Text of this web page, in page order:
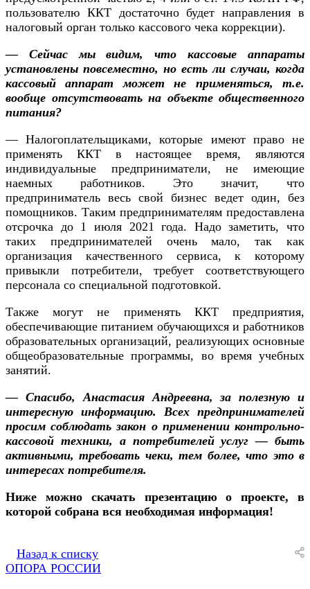
пользователю ККТ достаточно будет направления в
налоговый орган только кассового чека коррекции).
— Сейчас мы видим, что кассовые аппараты
установлены повсеместно, но есть ли случаи, когда
кассовый аппарат может не применяться, т.е.
вообще отсутствовать на объекте общественного
питания?
— Налогоплательщиками, которые имеют право не
применять ККТ в настоящее время, являются
индивидуальные предприниматели, не имеющие
наемных работников. Это значит, что
предприниматель весь свой бизнес ведет один, без
помощников. Таким предпринимателям предоставлена
отсрочка до 1 июля 2021 года. Надо заметить, что
таких предпринимателей очень мало, так как
организация качественного сервиса, к которому
привыкли потребители, требует соответствующего
персонала со специальной подготовкой.
Также могут не применять ККТ предприятия,
обеспечивающие питанием обучающихся и работников
образовательных организаций, реализующих основные
общеобразовательные программы, во время учебных
занятий.
— Спасибо, Анастасия Андреевна, за полезную и
интересную информацию. Всех предпринимателей
просим соблюдать закон о применении контрольно-
кассовой техники, а потребителей услуг — быть
активными, требовать чеки, тем более, что это в
интересах потребителя.
Ниже можно скачать презентацию о проекте, в
которой собрана вся необходимая информация!
Назад к списку
ОПОРА РОССИИ